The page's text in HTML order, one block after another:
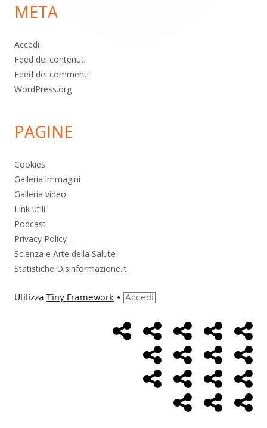
pagina
META
Accedi
Feed dei contenuti
Feed dei commenti
WordPress.org
PAGINE
Cookies
Galleria immagini
Galleria video
Link utili
Podcast
Privacy Policy
Scienza e Arte della Salute
Statistiche Disinformazione.it
Utilizza Tiny Framework • Accedi
MenùHome
Page
Alimentazione
AmbienteBambini
Cancro ControlloEconomia
FarmaciMassoneriaNWO
Salute Storia